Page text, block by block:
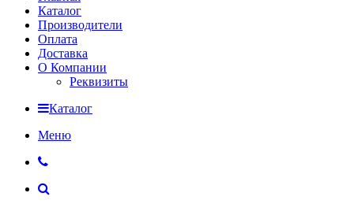
Каталог
Производители
Оплата
Доставка
О Компании
Реквизиты
Каталог
Меню